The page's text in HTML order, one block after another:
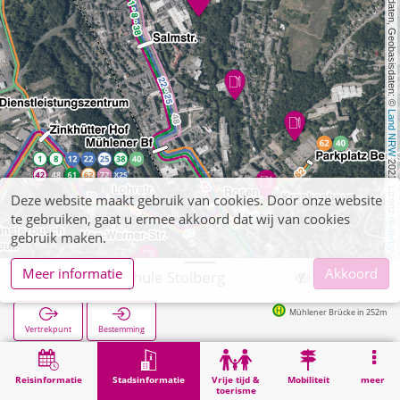
, Kartendaten, Geobasisdaten: ©
Land NRW
2021, Lizenz
dl-de/by-2-0
Reisinformatie Stadsinformatie
Vrije tijd &
toerisme
Mobiliteit meer
Gutenberg Schule Stolberg
Vertrekpunt Bestemming
Mühlener Brücke in 252m
Stadsinformatie Opleiding Gutenberg Schule Stolberg
Deze website maakt gebruik van cookies. Door onze website
te gebruiken, gaat u ermee akkoord dat wij van cookies
gebruik maken.
Meer informatie
Akkoord